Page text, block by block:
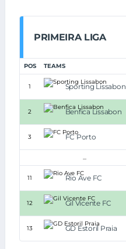
PRIMEIRA LIGA
POS TEAMS
1 Sporting Lissabon
2 Benfica Lissabon
3 FC Porto
...
11 Rio Ave FC
12 Gil Vicente FC
13 GD Estoril Praia